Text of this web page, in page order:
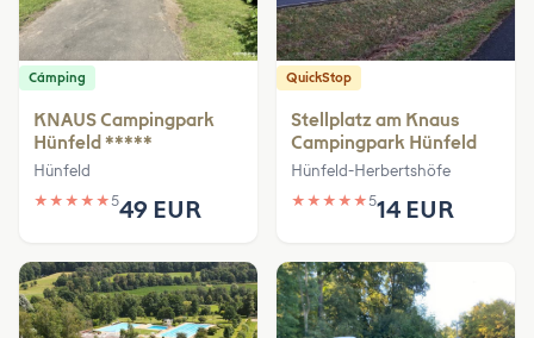
Cámping
KNAUS Campingpark
Hünfeld *****
Hünfeld
★ ★ ★ ★ ★549 EUR
QuickStop
Stellplatz am Knaus
Campingpark Hünfeld
Hünfeld-Herbertshöfe
★ ★ ★ ★ ★514 EUR